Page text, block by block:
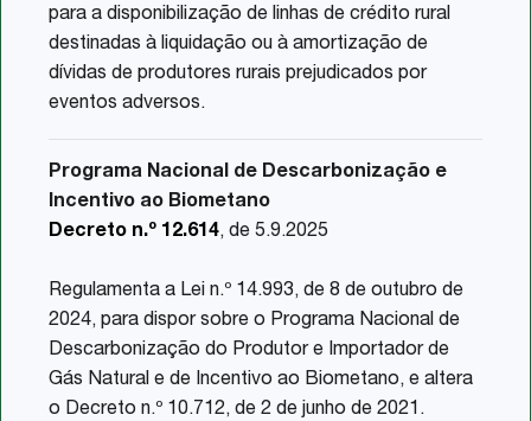
para a disponibilização de linhas de crédito rural
destinadas à liquidação ou à amortização de
dívidas de produtores rurais prejudicados por
eventos adversos.
Programa Nacional de Descarbonização e
Incentivo ao Biometano
Decreto n.º 12.614, de 5.9.2025
Regulamenta a Lei n.º 14.993, de 8 de outubro de
2024, para dispor sobre o Programa Nacional de
Descarbonização do Produtor e Importador de
Gás Natural e de Incentivo ao Biometano, e altera
o Decreto n.º 10.712, de 2 de junho de 2021.